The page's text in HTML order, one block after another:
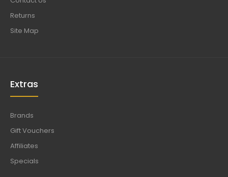
Returns
Site Map
Extras
Brands
Gift Vouchers
Affiliates
Specials